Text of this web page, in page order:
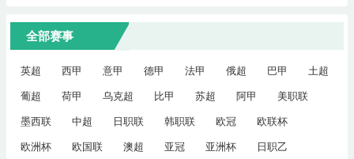
全部赛事
英超 西甲 意甲 德甲 法甲 俄超 巴甲
土超
葡超
荷甲 乌克超 比甲 苏超 阿甲
美职联
墨西联
中超 日职联 韩职联 欧冠
欧联杯
欧洲杯
欧国联 澳超 亚冠 亚洲杯
日职乙